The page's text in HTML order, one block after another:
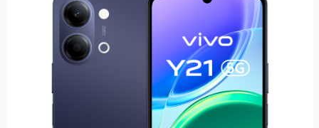
資費合約
帳單繳費